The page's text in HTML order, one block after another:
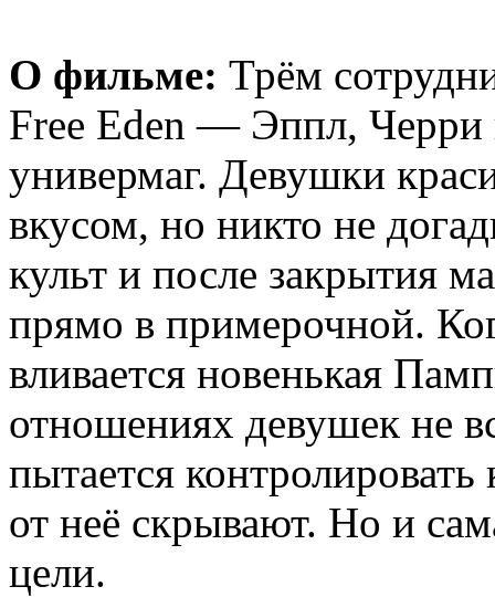
О фильме: Трём
Free Eden — Эппл, Черри
универмаг. Девушки
вкусом, но никто не
культ и после закрытия
прямо в примерочной.
вливается новенькая
отношениях девушек не
пытается
от неё скрывают. Но и
цели.